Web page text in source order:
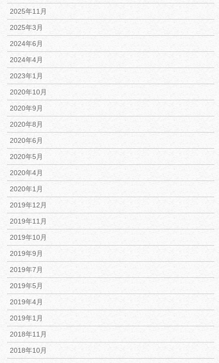
2025年11月
2025年3月
2024年6月
2024年4月
2023年1月
2020年10月
2020年9月
2020年8月
2020年6月
2020年5月
2020年4月
2020年1月
2019年12月
2019年11月
2019年10月
2019年9月
2019年7月
2019年5月
2019年4月
2019年1月
2018年11月
2018年10月